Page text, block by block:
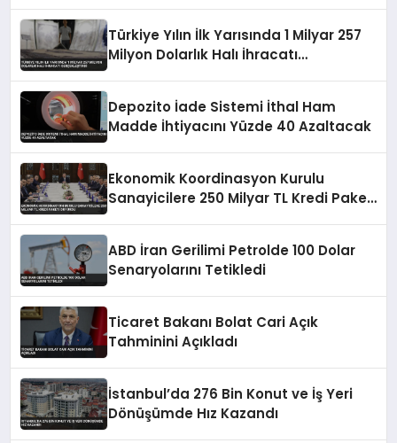
Türkiye Yılın İlk Yarısında 1 Milyar 257
Milyon Dolarlık Halı İhracatı
Depozito İade Sistemi İthal Ham
Madde İhtiyacını Yüzde 40 Azaltacak
Ekonomik Koordinasyon Kurulu
Sanayicilere 250 Milyar TL Kredi Paketi
ABD İran Gerilimi Petrolde 100 Dolar
Senaryolarını Tetikledi
Ticaret Bakanı Bolat Cari Açık
Tahminini Açıkladı
İstanbul’da 276 Bin Konut ve İş Yeri
Dönüşümde Hız Kazandı